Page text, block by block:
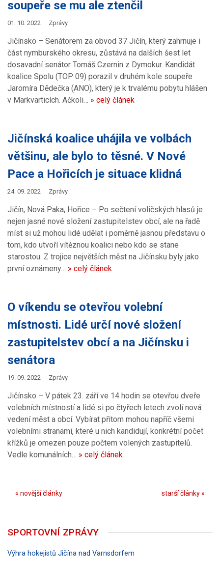
soupeře se mu ale ztenčil
01. 10. 2022 Zprávy
Jičínsko – Senátorem za obvod 37 Jičín, který zahrnuje i
část nymburského okresu, zůstává na dalších šest let
dosavadní senátor Tomáš Czernin z Dymokur. Kandidát
koalice Spolu (TOP 09) porazil v druhém kole soupeře
Jaromíra Dědečka (ANO), který je k trvalému pobytu hlášen
v Markvarticích. Ačkoli… » celý článek
Jičínská koalice uhájila ve volbách
většinu, ale bylo to těsné. V Nové
Pace a Hořicích je situace klidná
24. 09. 2022 Zprávy
Jičín, Nová Paka, Hořice – Po sečtení voličských hlasů je
nejen jasné nové složení zastupitelstev obcí, ale na řadě
míst si už mohou lidé udělat i poměrně jasnou představu o
tom, kdo utvoří vítěznou koalici nebo kdo se stane
starostou. Z trojice největších měst na Jičínsku byly jako
první oznámeny… » celý článek
O víkendu se otevřou volební
místnosti. Lidé určí nové složení
zastupitelstev obcí a na Jičínsku i
senátora
19. 09. 2022 Zprávy
Jičínsko – V pátek 23. září ve 14 hodin se otevřou dveře
volebních místností a lidé si po čtyřech letech zvolí nová
vedení měst a obcí. Vybírat přitom mohou napříč všemi
volebními stranami, které u nich kandidují, konkrétní počet
křížků je omezen pouze počtem volených zastupitelů.
Vedle komunálních… » celý článek
« novější články starší články »
SPORTOVNÍ ZPRÁVY
Výhra hokejistů Jičína nad Varnsdorfem